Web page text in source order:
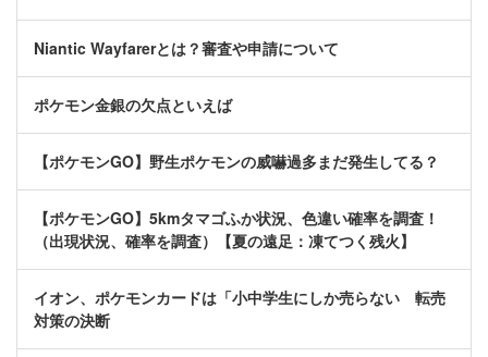
Niantic Wayfarerとは？審査や申請について
ポケモン金銀の欠点といえば
【ポケモンGO】野生ポケモンの威嚇過多まだ発生してる？
【ポケモンGO】5kmタマゴふか状況、色違い確率を調査！
（出現状況、確率を調査）【夏の遠足：凍てつく残火】
イオン、ポケモンカードは「小中学生にしか売らない 転売
対策の決断